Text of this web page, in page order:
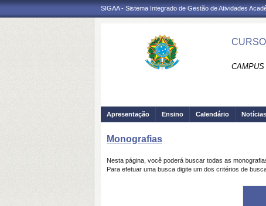
SIGAA - Sistema Integrado de Gestão de Atividades
Apresentação Ensino Calendário Notícias
Monografias
Nesta página, você poderá buscar todas as
Para efetuar uma busca digite um dos critérios de